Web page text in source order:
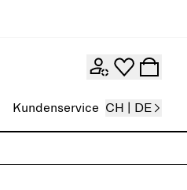
Kundenservice CH | DE